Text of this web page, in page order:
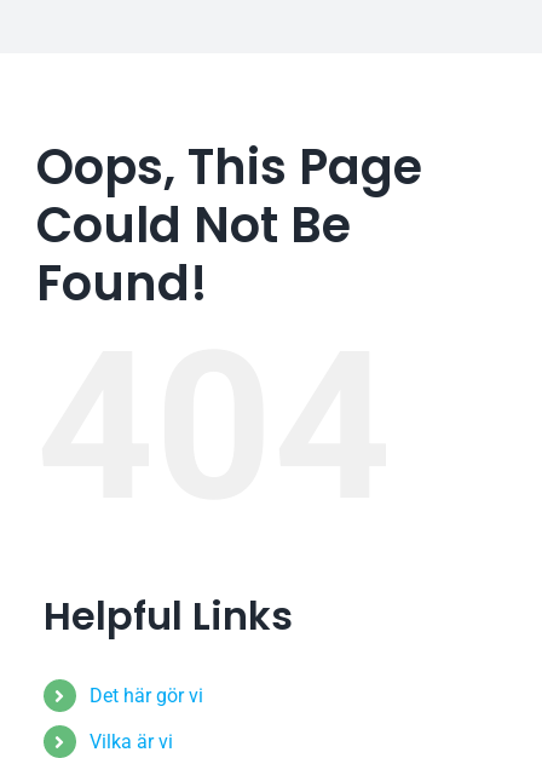
Oops, This Page
Could Not Be
Found!
Helpful Links
Det här gör vi
Vilka är vi